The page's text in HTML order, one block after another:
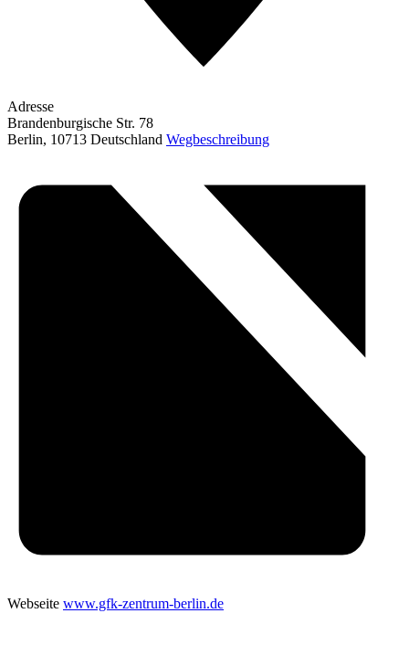
Adresse
Brandenburgische Str. 78
Berlin, 10713 Deutschland Wegbeschreibung
Webseite www.gfk-zentrum-berlin.de